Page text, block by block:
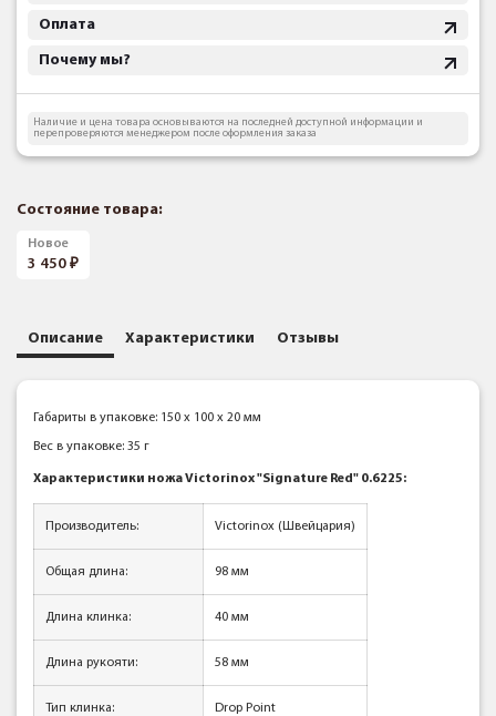
Оплата
Почему мы?
Наличие и цена товара основываются на последней доступной информации и
перепроверяются менеджером после оформления заказа
Состояние товара:
Новое
3 450
Описание Характеристики Отзывы
Габариты в упаковке: 150 x 100 x 20 мм
Вес в упаковке: 35 г
Характеристики ножа Victorinox "Signature Red" 0.6225:
Производитель: Victorinox (Швейцария)
Общая длина: 98 мм
Длина клинка: 40 мм
Длина рукояти: 58 мм
Тип клинка: Drop Point